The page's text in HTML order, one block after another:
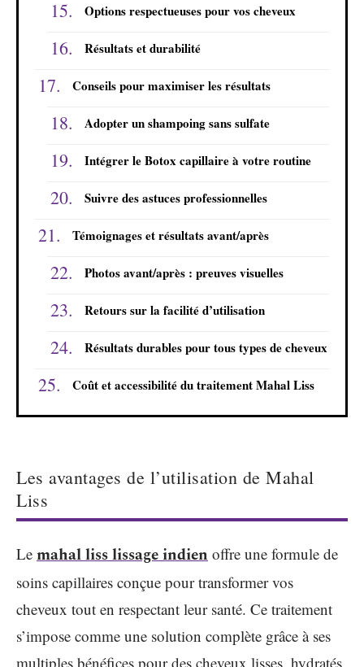
Options respectueuses pour vos cheveux
Résultats et durabilité
Conseils pour maximiser les résultats
Adopter un shampoing sans sulfate
Intégrer le Botox capillaire à votre routine
Suivre des astuces professionnelles
Témoignages et résultats avant/après
Photos avant/après : preuves visuelles
Retours sur la facilité d’utilisation
Résultats durables pour tous types de cheveux
Coût et accessibilité du traitement Mahal Liss
Les avantages de l’utilisation de Mahal
Liss
Le mahal liss lissage indien offre une formule de
soins capillaires conçue pour transformer vos
cheveux tout en respectant leur santé. Ce traitement
s’impose comme une solution complète grâce à ses
multiples bénéfices pour des cheveux lisses, hydratés